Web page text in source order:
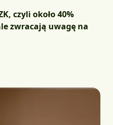
czyli około 40%
zwracają uwagę na